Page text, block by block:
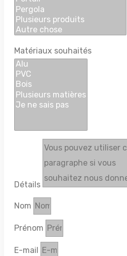
Matériaux souhaités
Détails
Nom
Prénom
E-mail